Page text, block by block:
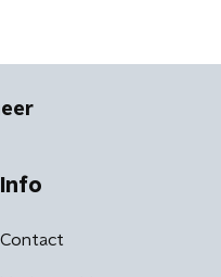
Info
Contact